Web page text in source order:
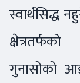
स्वार्थसिद्ध
गुनासोको